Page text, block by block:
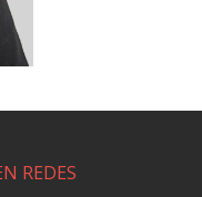
REDES